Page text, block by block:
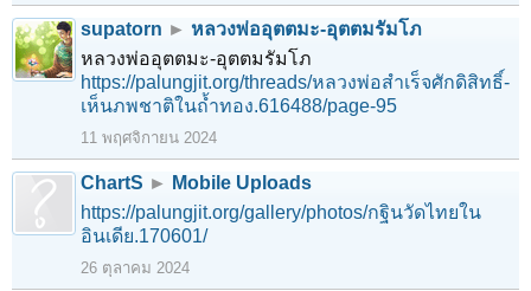
supatorn ► หลวงพ่ออุตตมะ-อุตตมรัมโภ
หลวงพ่ออุตตมะ-อุตตมรัมโภ
https://palungjit.org/threads/หลวงพ่อสำเร็จศักดิสิทธิ์-
เห็นภพชาติในถ้ำทอง.616488/page-95
11 พฤศจิกายน 2024
ChartS ► Mobile Uploads
https://palungjit.org/gallery/photos/กฐินวัดไทยใน
อินเดีย.170601/
26 ตุลาคม 2024